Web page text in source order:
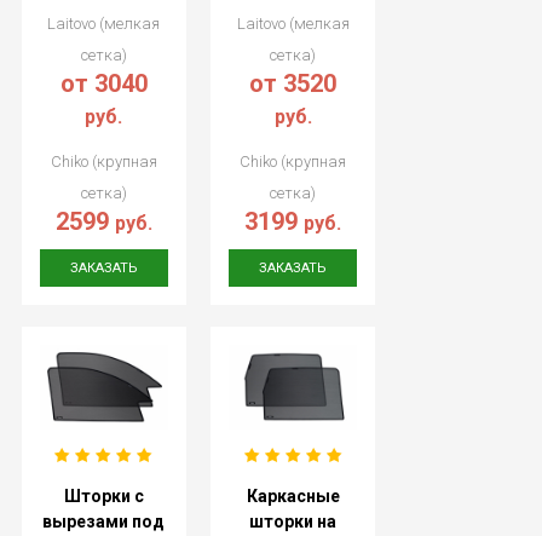
Laitovo (мелкая
сетка)
от 3040
руб.
Chiko (крупная
сетка)
2599 руб.
ЗАКАЗАТЬ
Laitovo (мелкая
сетка)
от 3520
руб.
Chiko (крупная
сетка)
3199 руб.
ЗАКАЗАТЬ
Шторки с
вырезами под
Каркасные
шторки на